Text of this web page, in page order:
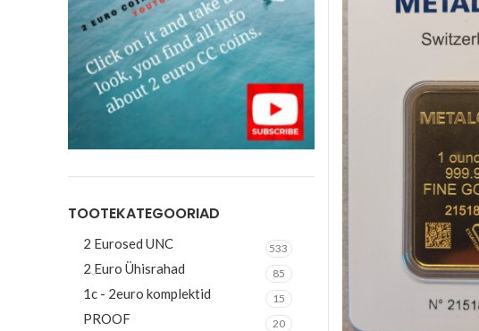
TOOTEKATEGOORIAD
2 Eurosed UNC 533
2 Euro Ühisrahad 85
1c - 2euro komplektid 15
PROOF 20